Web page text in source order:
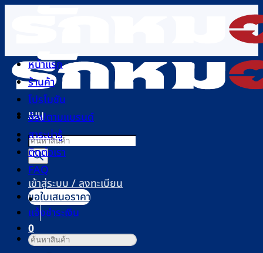
เนื้อหา
เมนู
Products
search
เข้าสู่ระบบ / ลงทะเบียน
0
ตะกร้าสินค้า
หน้าแรก
ร้านค้า
โปรโมชัน
ช้อปตามแบรนด์
สาระน่ารู้
ติดต่อเรา
FAQ
ขอใบเสนอราคา
แจ้งชำระเงิน
ค้นหา: